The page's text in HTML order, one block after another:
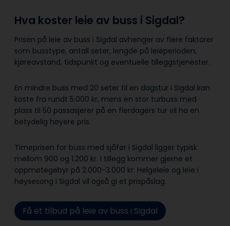
Hva koster leie av buss i Sigdal?
Prisen på leie av buss i Sigdal avhenger av flere faktorer
som busstype, antall seter, lengde på leieperioden,
kjøreavstand, tidspunkt og eventuelle tilleggstjenester.
En mindre buss med 20 seter til en dagstur i Sigdal kan
koste fra rundt 5.000 kr, mens en stor turbuss med
plass til 50 passasjerer på en flerdagers tur vil ha en
betydelig høyere pris.
Timeprisen for buss med sjåfør i Sigdal ligger typisk
mellom 900 og 1.200 kr. I tillegg kommer gjerne et
oppmøtegebyr på 2.000-3.000 kr. Helgeleie og leie i
høysesong i Sigdal vil også gi et prispåslag.
Få et tilbud på leie av buss i Sigdal